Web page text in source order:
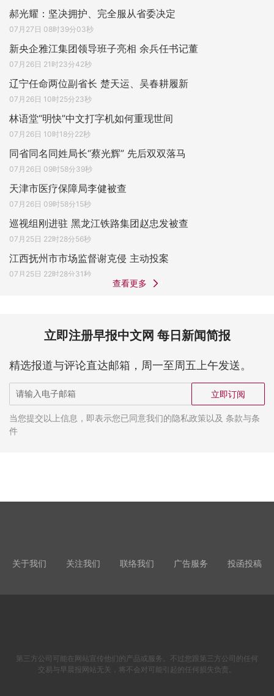
郝光耀：坚决拥护、完全服从省委决定
07月27日 08时39分03秒
新央企雅江集团领导班子亮相 余兵任书记董
07月26日 21时23分42秒
辽宁任命两位副省长 楚天运、吴春耕履新
07月26日 10时25分23秒
林语堂“明快”中文打字机如何重现世间
07月26日 10时18分22秒
同省同名同姓局长“蔡光辉” 先后双双落马
07月26日 09时58分39秒
天津市医疗保障局李健被查
07月26日 09时58分15秒
巡视组刚进驻 黑龙江铁路集团赵忠发被查
07月25日 22时28分56秒
江西抚州市市场监督谢克侵 主动投案
07月25日 22时28分31秒
查看更多
立即注册早报中文网 每日新闻简报
精选报道与评论直达邮箱，周一至周五上午发送。
立即订阅
当您提交以上信息，即表示您已同意我们的隐私政策以及 条款与条
件
关于我们 关注我们 联络我们 广告服务 投函投稿
第三方公司可能在网站宣传他们的产品或服务。不过您跟第三方公司的任何
交易与早晨报网站无关，将不会对可能引起的任何损失负责。